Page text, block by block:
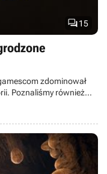
15
zdominował
Poznaliśmy również